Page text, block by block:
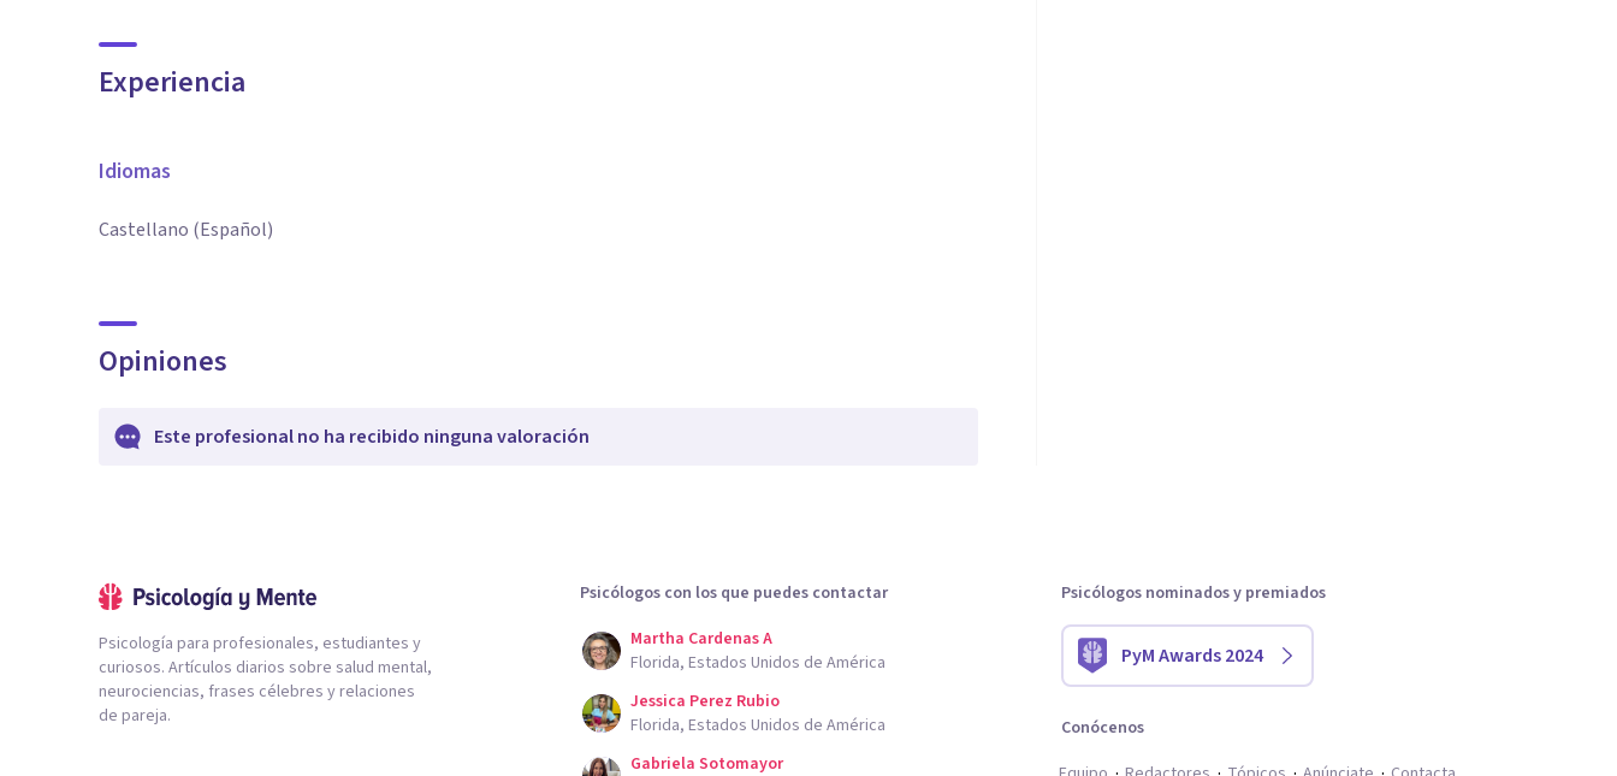
Experiencia
Idiomas
Castellano (Español)
Opiniones
Este profesional no ha recibido ninguna valoración
Psicología para profesionales, estudiantes y
curiosos. Artículos diarios sobre salud mental,
neurociencias, frases célebres y relaciones
de pareja.
Psicólogos con los que puedes contactar
Martha Cardenas A
Florida, Estados Unidos de América
Jessica Perez Rubio
Florida, Estados Unidos de América
Gabriela Sotomayor
Psicólogos nominados y premiados
PyM Awards 2024
Conócenos